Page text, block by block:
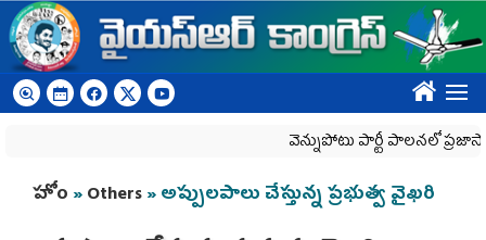
Skip to main content
????
వెన్నుపోటు పార్టీ పాలనలో ప్రజాస్వామ్యం
You are here
హోం »Others» అప్పులపాలు చేస్తున్న ప్రభుత్వ వైఖరి